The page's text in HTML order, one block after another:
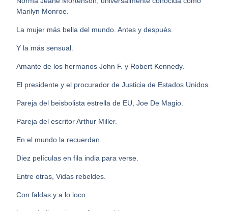
Marilyn Monroe.
La mujer más bella del mundo. Antes y después.
Y la más sensual.
Amante de los hermanos John F. y Robert Kennedy.
El presidente y el procurador de Justicia de Estados Unidos.
Pareja del beisbolista estrella de EU, Joe De Magio.
Pareja del escritor Arthur Miller.
En el mundo la recuerdan.
Diez películas en fila india para verse.
Entre otras, Vidas rebeldes.
Con faldas y a lo loco.